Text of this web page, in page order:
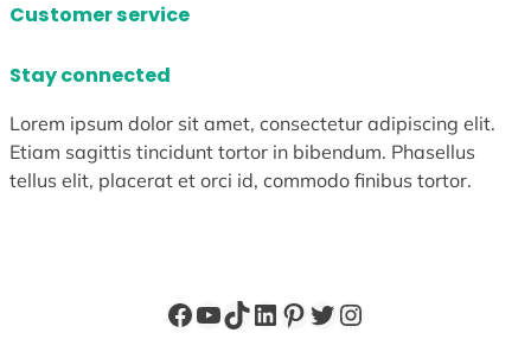
Customer service
Stay connected
Lorem ipsum dolor sit amet, consectetur adipiscing elit.
Etiam sagittis tincidunt tortor in bibendum. Phasellus
tellus elit, placerat et orci id, commodo finibus tortor.
Facebook
YouTube
TikTok
LinkedIn
Pinterest
X Instagram